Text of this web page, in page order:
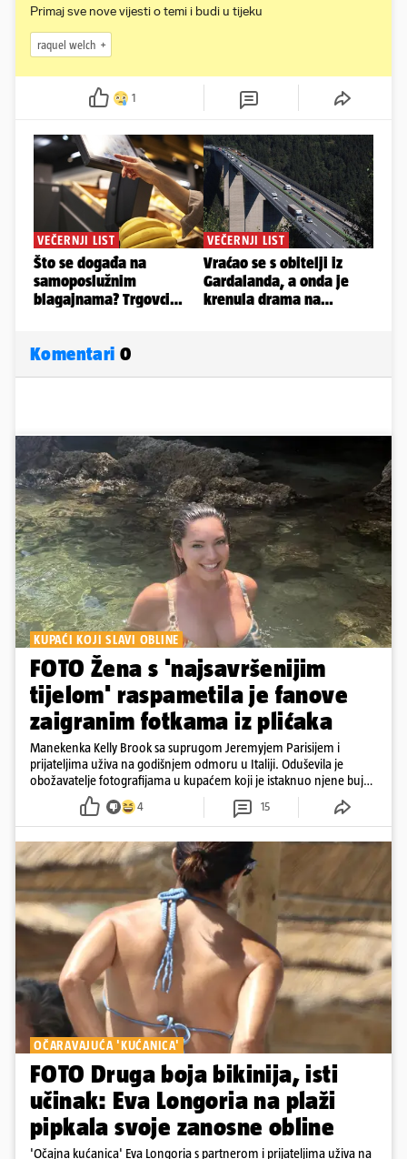
Primaj sve nove vijesti o temi i budi u tijeku
raquel welch
1
Komentari 0
KUPAĆI KOJI SLAVI OBLINE
FOTO Žena s 'najsavršenijim
tijelom' raspametila je fanove
zaigranim fotkama iz plićaka
Manekenka Kelly Brook sa suprugom Jeremyjem Parisijem i
prijateljima uživa na godišnjem odmoru u Italiji. Oduševila je
obožavatelje fotografijama u kupaćem koji je istaknuo njene bujne
4 15
OČARAVAJUĆA 'KUĆANICA'
FOTO Druga boja bikinija, isti
učinak: Eva Longoria na plaži
pipkala svoje zanosne obline
'Očajna kućanica' Eva Longoria s partnerom i prijateljima uživa na